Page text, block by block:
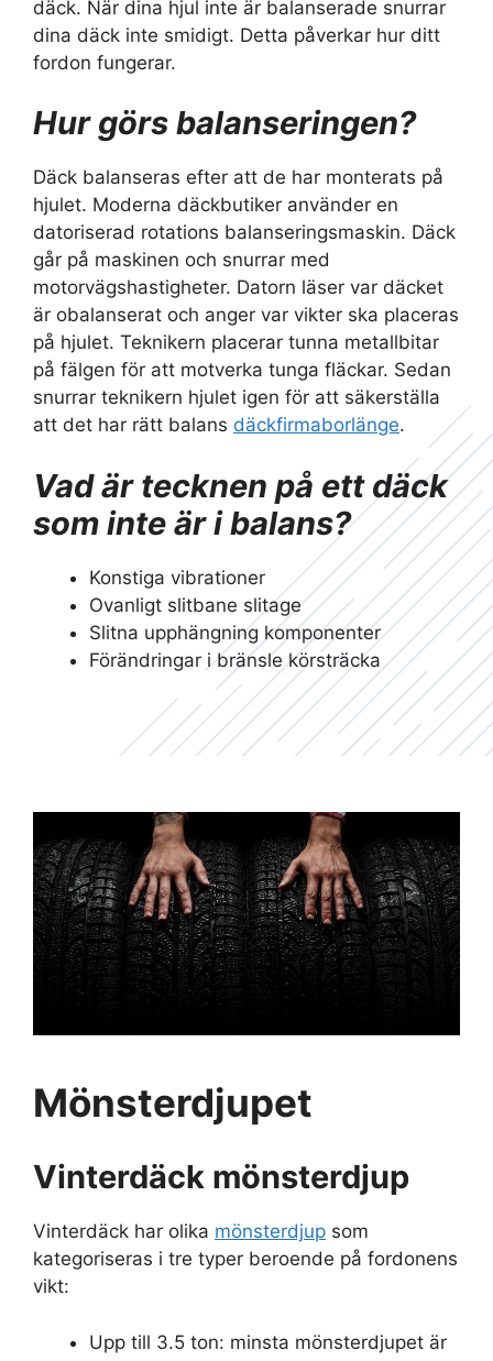
däck. När dina hjul inte är balanserade snurrar
dina däck inte smidigt. Detta påverkar hur ditt
fordon fungerar.
Hur görs balanseringen?
Däck balanseras efter att de har monterats på
hjulet. Moderna däckbutiker använder en
datoriserad rotations balanseringsmaskin. Däck
går på maskinen och snurrar med
motorvägshastigheter. Datorn läser var däcket
är obalanserat och anger var vikter ska placeras
på hjulet. Teknikern placerar tunna metallbitar
på fälgen för att motverka tunga fläckar. Sedan
snurrar teknikern hjulet igen för att säkerställa
att det har rätt balans däckfirmaborlänge.
Vad är tecknen på ett däck
som inte är i balans?
Konstiga vibrationer
Ovanligt slitbane slitage
Slitna upphängning komponenter
Förändringar i bränsle körsträcka
Mönsterdjupet
Vinterdäck mönsterdjup
Vinterdäck har olika mönsterdjup som
kategoriseras i tre typer beroende på fordonens
vikt:
Upp till 3.5 ton: minsta mönsterdjupet är